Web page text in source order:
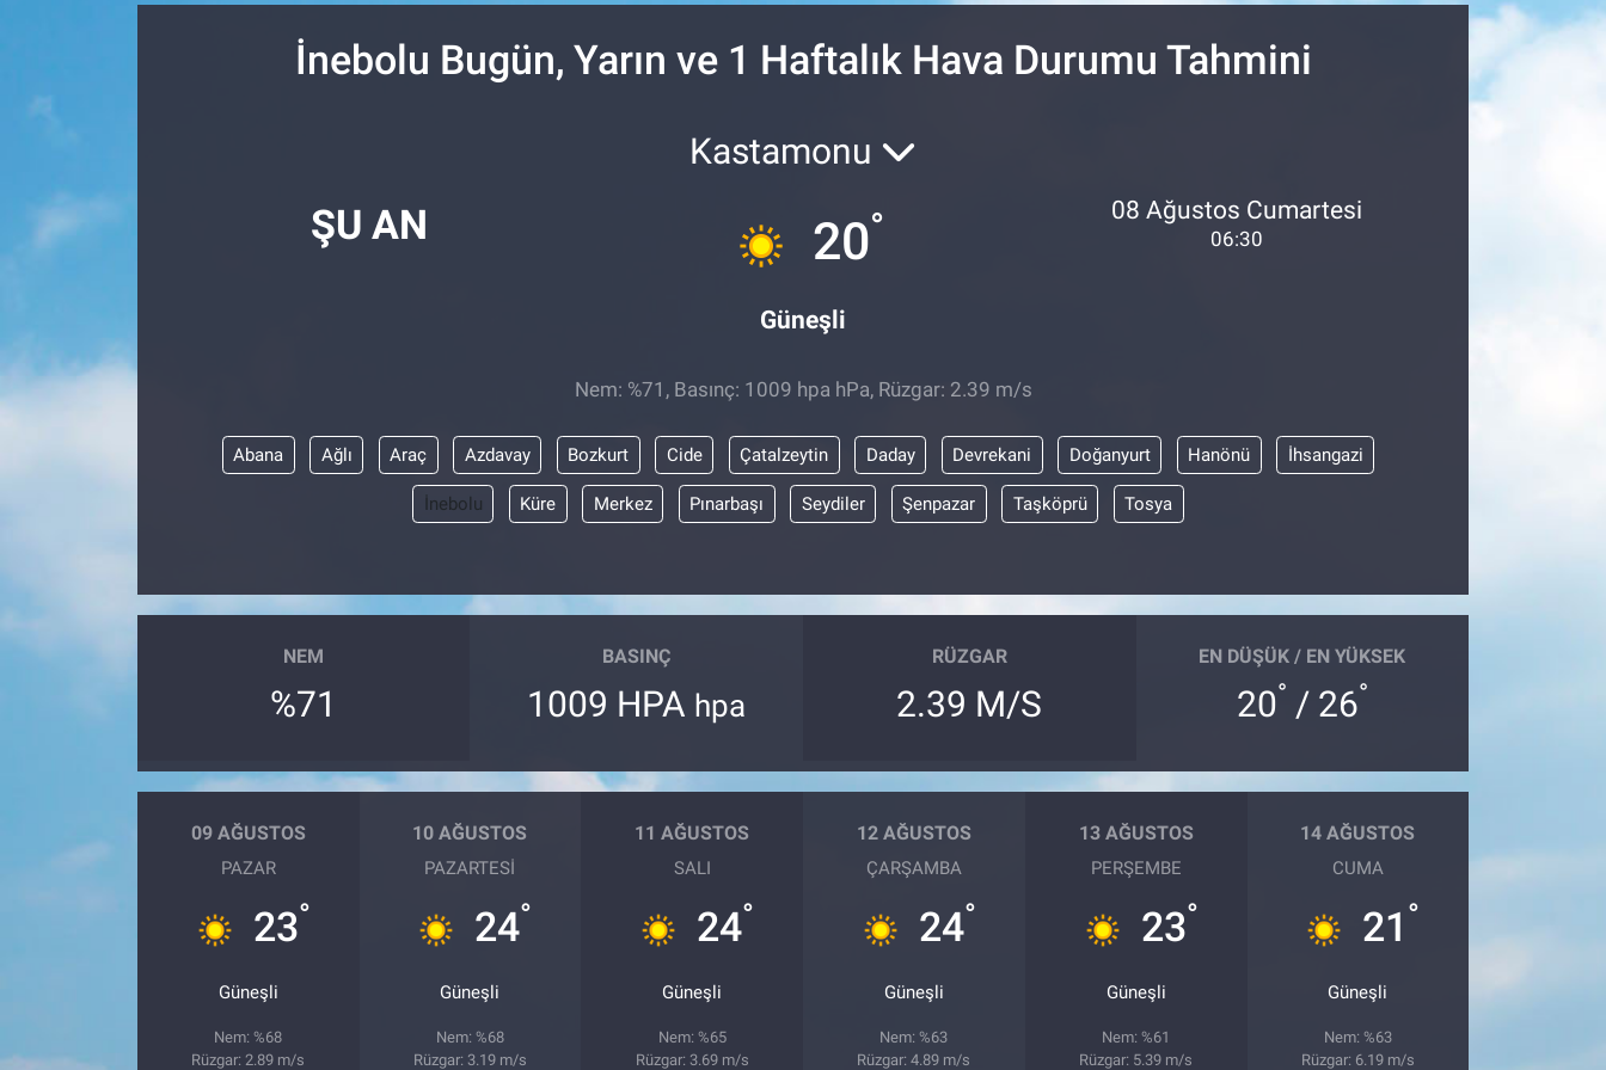
İnebolu Bugün, Yarın ve 1 Haftalık Hava Durumu Tahmini
ŞU AN
Kastamonu
20°
Güneşli
08 Ağustos Cumartesi
06:30
Nem: %71, Basınç: 1009 hpa hPa, Rüzgar: 2.39 m/s
Abana Ağlı Araç Azdavay Bozkurt Cide Çatalzeytin Daday Devrekani Doğanyurt Hanönü İhsangazi
İnebolu Küre Merkez Pınarbaşı Seydiler Şenpazar Taşköprü Tosya
NEM
%71
BASINÇ
1009 HPA hpa
RÜZGAR
2.39 M/S
EN DÜŞÜK / EN YÜKSEK
20° / 26°
09 AĞUSTOS
PAZAR
23°
Güneşli
Nem: %68
Rüzgar: 2.89 m/s
10 AĞUSTOS
PAZARTESI
24°
Güneşli
Nem: %68
Rüzgar: 3.19 m/s
11 AĞUSTOS
SALI
24°
Güneşli
Nem: %65
Rüzgar: 3.69 m/s
12 AĞUSTOS
ÇARŞAMBA
24°
Güneşli
Nem: %63
Rüzgar: 4.89 m/s
13 AĞUSTOS
PERŞEMBE
23°
Güneşli
Nem: %61
Rüzgar: 5.39 m/s
14 AĞUSTOS
CUMA
21 °
Güneşli
Nem: %63
Rüzgar: 6.19 m/s